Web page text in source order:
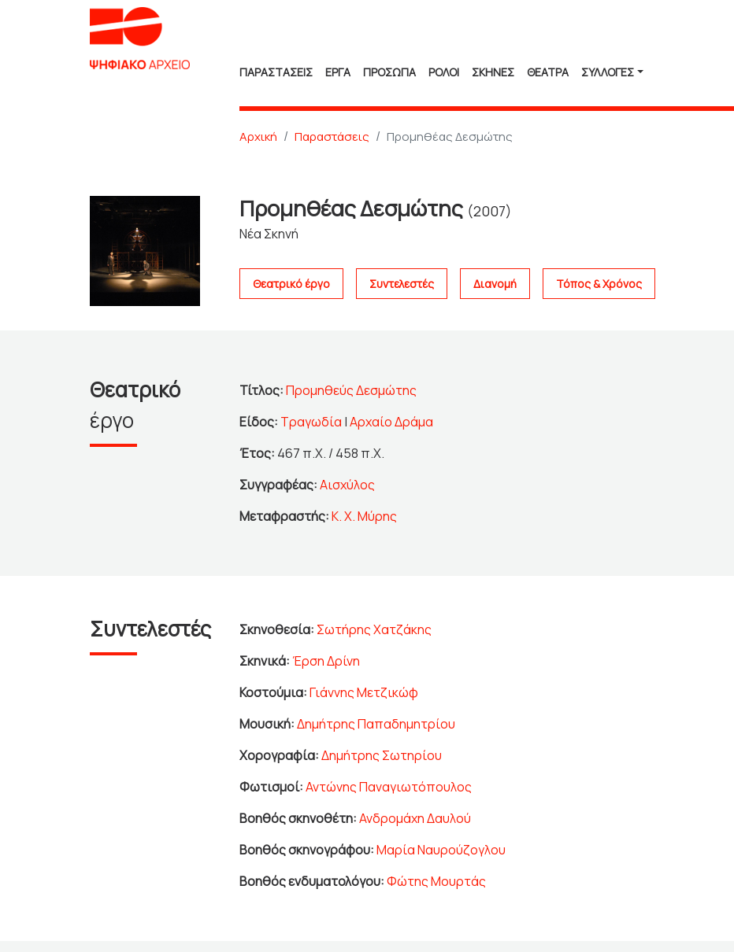
ΠΑΡΑΣΤΑΣΕΙΣ ΕΡΓΑ ΠΡΟΣΩΠΑ ΡΟΛΟΙ ΣΚΗΝΕΣ ΘΕΑΤΡΑ ΣΥΛΛΟΓΈΣ
Αρχική Παραστάσεις Προμηθέας Δεσμώτης
Προμηθέας Δεσμώτης (2007)
Νέα Σκηνή
Θεατρικό έργο Συντελεστές Διανομή Τόπος & Χρόνος
Θεατρικό
έργο
Τίτλος:Προμηθεύς Δεσμώτης
Είδος: Τραγωδία |Αρχαίο Δράμα
Έτος: 467 π.Χ. / 458 π.Χ.
Συγγραφέας:Αισχύλος
Μεταφραστής:Κ. Χ. Μύρης
Συντελεστές Σκηνοθεσία: Σωτήρης Χατζάκης
Σκηνικά: Έρση Δρίνη
Κοστούμια:Γιάννης Μετζικώφ
Μουσική:Δημήτρης Παπαδημητρίου
Χορογραφία:Δημήτρης Σωτηρίου
Φωτισμοί:Αντώνης Παναγιωτόπουλος
Βοηθός σκηνοθέτη:Ανδρομάχη Δαυλού
Βοηθός σκηνογράφου:Μαρία Ναυρούζογλου
Βοηθός ενδυματολόγου:Φώτης Μουρτάς